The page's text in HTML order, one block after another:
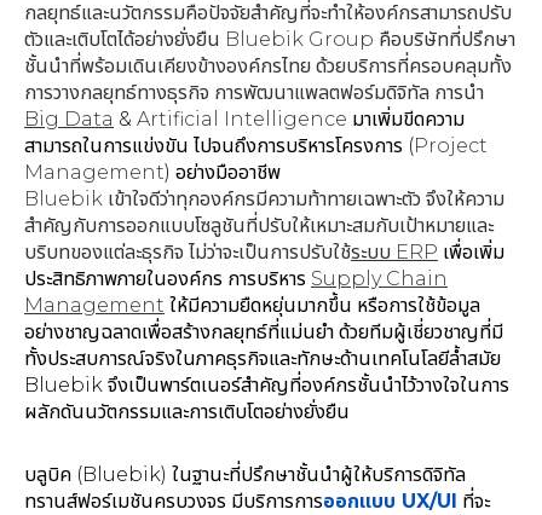
กลยุทธ์และนวัตกรรมคือปัจจัยสำคัญที่จะทำให้องค์กรสามารถปรับ
ตัวและเติบโตได้อย่างยั่งยืน Bluebik Group คือบริษัทที่ปรึกษา
ชั้นนำที่พร้อมเดินเคียงข้างองค์กรไทย ด้วยบริการที่ครอบคลุมทั้ง
การวางกลยุทธ์ทางธุรกิจ การพัฒนาแพลตฟอร์มดิจิทัล การนำ
Big Data & Artificial Intelligence มาเพิ่มขีดความ
สามารถในการแข่งขัน ไปจนถึงการบริหารโครงการ (Project
Management) อย่างมืออาชีพ
Bluebik เข้าใจดีว่าทุกองค์กรมีความท้าทายเฉพาะตัว จึงให้ความ
สำคัญกับการออกแบบโซลูชันที่ปรับให้เหมาะสมกับเป้าหมายและ
บริบทของแต่ละธุรกิจ ไม่ว่าจะเป็นการปรับใช้ระบบ ERP เพื่อเพิ่ม
ประสิทธิภาพภายในองค์กร การบริหาร Supply Chain
Management ให้มีความยืดหยุ่นมากขึ้น หรือการใช้ข้อมูล
อย่างชาญฉลาดเพื่อสร้างกลยุทธ์ที่แม่นยำ ด้วยทีมผู้เชี่ยวชาญที่มี
ทั้งประสบการณ์จริงในภาคธุรกิจและทักษะด้านเทคโนโลยีล้ำสมัย
Bluebik จึงเป็นพาร์ตเนอร์สำคัญที่องค์กรชั้นนำไว้วางใจในการ
ผลักดันนวัตกรรมและการเติบโตอย่างยั่งยืน
บลูบิค (Bluebik) ในฐานะที่ปรึกษาชั้นนำผู้ให้บริการดิจิทัล
ทรานส์ฟอร์เมชันครบวงจร มีบริการการออกแบบ UX/UI ที่จะ